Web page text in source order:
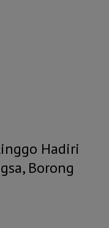
Hadiri
Borong